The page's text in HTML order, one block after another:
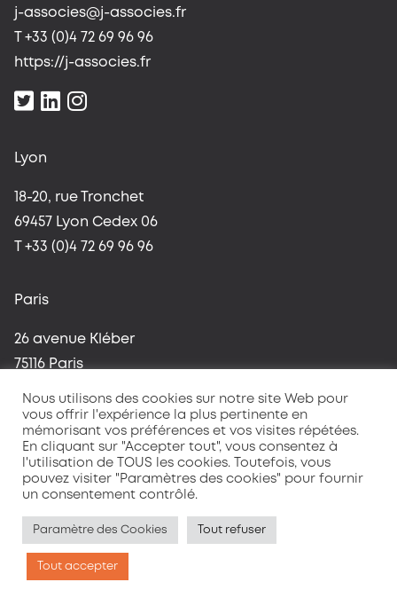
j-associes@j-associes.fr
T +33 (0)4 72 69 96 96
https://j-associes.fr
Lyon
18-20, rue Tronchet
69457 Lyon Cedex 06
T +33 (0)4 72 69 96 96
Paris
26 avenue Kléber
75116 Paris
Terms
Privacy Policy
Nous utilisons des cookies sur notre site Web pour
vous offrir l'expérience la plus pertinente en
mémorisant vos préférences et vos visites répétées.
En cliquant sur "Accepter tout", vous consentez à
l'utilisation de TOUS les cookies. Toutefois, vous
pouvez visiter "Paramètres des cookies" pour fournir
un consentement contrôlé.
Paramètre des Cookies Tout refuser
Tout accepter